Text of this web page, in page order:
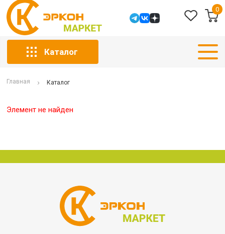
0
Каталог
Главная Каталог
Элемент не найден